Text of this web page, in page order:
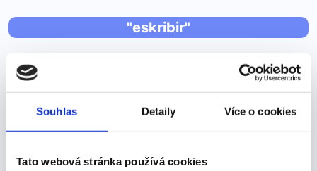
Souhlas Detaily Více o cookies
Tato webová stránka používá cookies
"eskribir"
"eskribir"
ESCRIBIR – psát (minulost – čas: indefinido) escribí –
psal jsem escribiste – psal jsi escribió – psal escribimos